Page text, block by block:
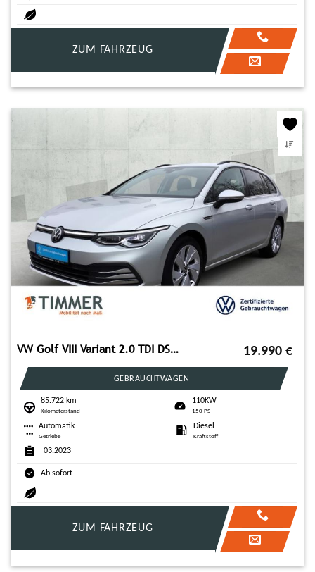
ZUM FAHRZEUG
VW Golf VIII Variant 2.0 TDI DSG Style +NAVI +ACC + 19.990 €
GEBRAUCHTWAGEN
85.722 km
Kilometerstand
110KW
150 PS
Automatik
Getriebe
Diesel
Kraftstoff
03.2023
Ab sofort
ZUM FAHRZEUG